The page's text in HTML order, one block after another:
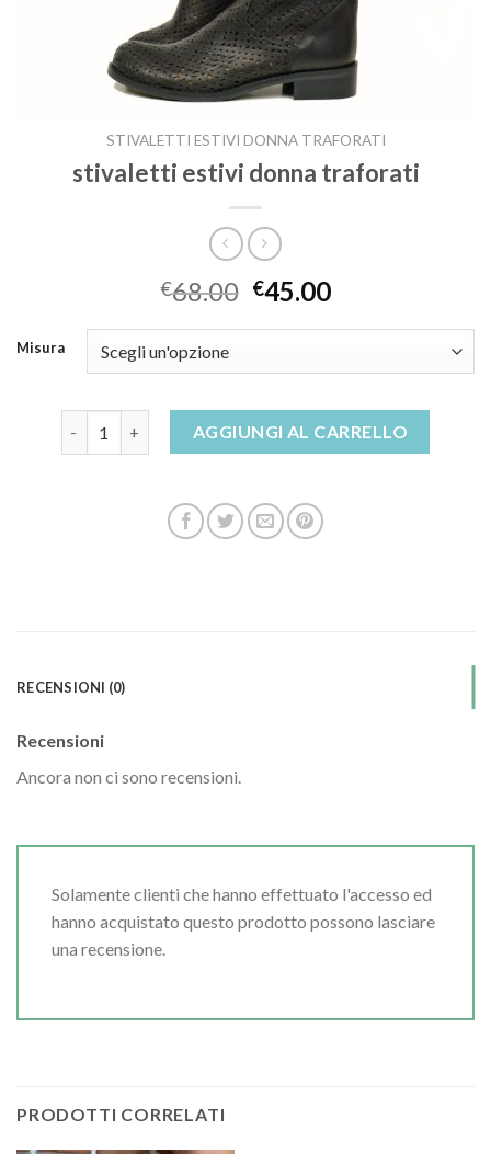
STIVALETTI ESTIVI DONNA TRAFORATI
stivaletti estivi donna traforati
€68.00 €45.00
Misura
stivaletti estivi donna traforati quantità
AGGIUNGI AL CARRELLO
RECENSIONI (0)
Recensioni
Ancora non ci sono recensioni.
Solamente clienti che hanno effettuato l'accesso ed
hanno acquistato questo prodotto possono lasciare
una recensione.
PRODOTTI CORRELATI